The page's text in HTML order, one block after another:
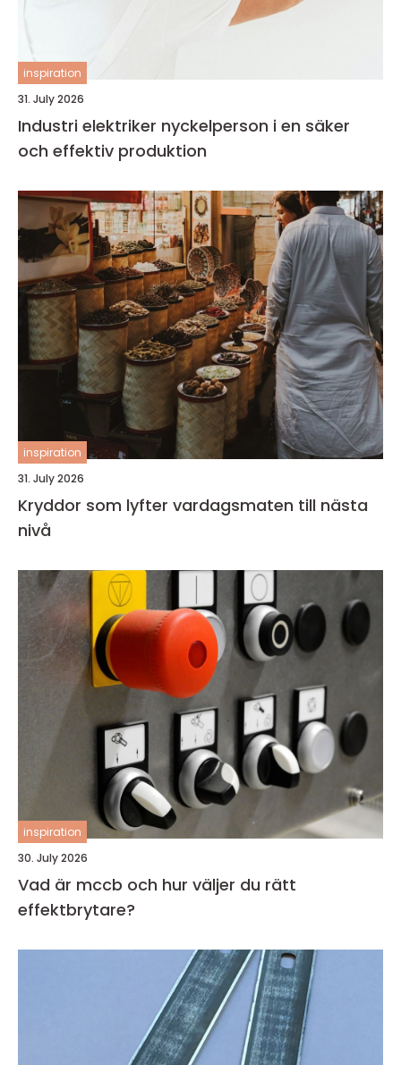
inspiration
31. July 2026
Industri elektriker nyckelperson i en säker
och effektiv produktion
inspiration
31. July 2026
Kryddor som lyfter vardagsmaten till nästa
nivå
inspiration
30. July 2026
Vad är mccb och hur väljer du rätt
effektbrytare?